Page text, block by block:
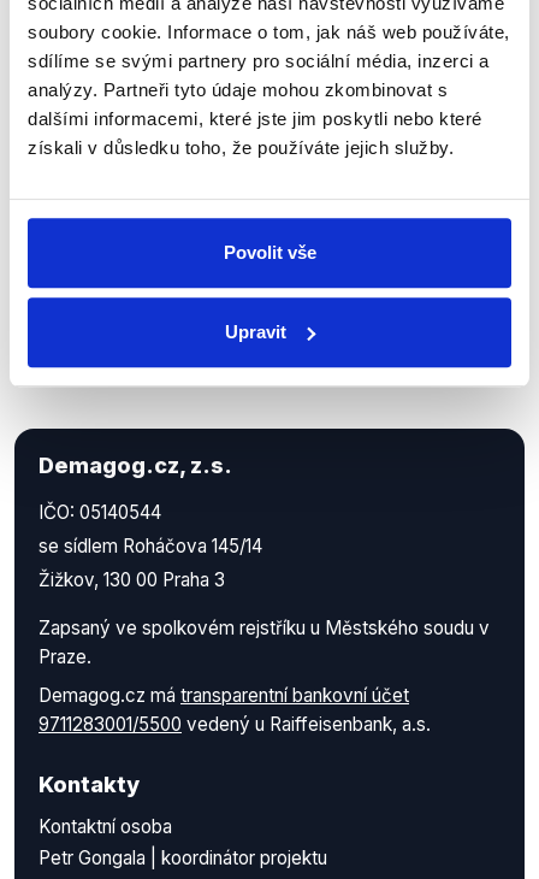
soubory cookie. Informace o tom, jak náš web používáte,
sdílíme se svými partnery pro sociální média, inzerci a
analýzy. Partneři tyto údaje mohou zkombinovat s
dalšími informacemi, které jste jim poskytli nebo které
získali v důsledku toho, že používáte jejich služby.
Povolit vše
Upravit
Sociální sítě
Nenechte si ujít nejnovější události
z Demagog.cz. Sdílením našich
příspěvků přátelům podpoříte naši
práci.
Demagog.cz, z.s.
IČO: 05140544
se sídlem Roháčova 145/14
Žižkov, 130 00 Praha 3
Zapsaný ve spolkovém rejstříku u Městského soudu v
Praze.
Demagog.cz má transparentní bankovní účet
9711283001/5500 vedený u Raiffeisenbank, a.s.
Kontakty
Kontaktní osoba
Petr Gongala | koordinátor projektu